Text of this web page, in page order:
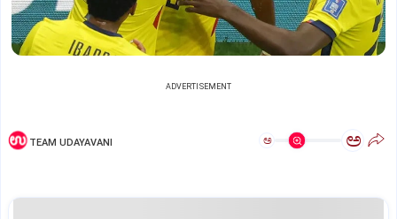
ADVERTISEMENT
TEAM UDAYAVANI ಅ ಅ